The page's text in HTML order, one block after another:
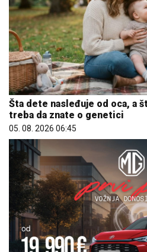
Šta dete nasleđuje od oca, a
treba da znate o genetici
05. 08. 2026 06:45